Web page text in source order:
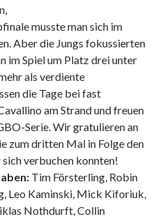
musste man sich im
Aber die Jungs fokussierten
im Spiel um Platz drei unter
als verdiente
die Tage bei fast
am Strand und freuen
Serie. Wir gratulieren an
zum dritten Mal in Folge den
verbuchen konnten!
Tim Försterling, Robin
Leo Kaminski, Mick Kiforiuk,
Nothdurft, Collin